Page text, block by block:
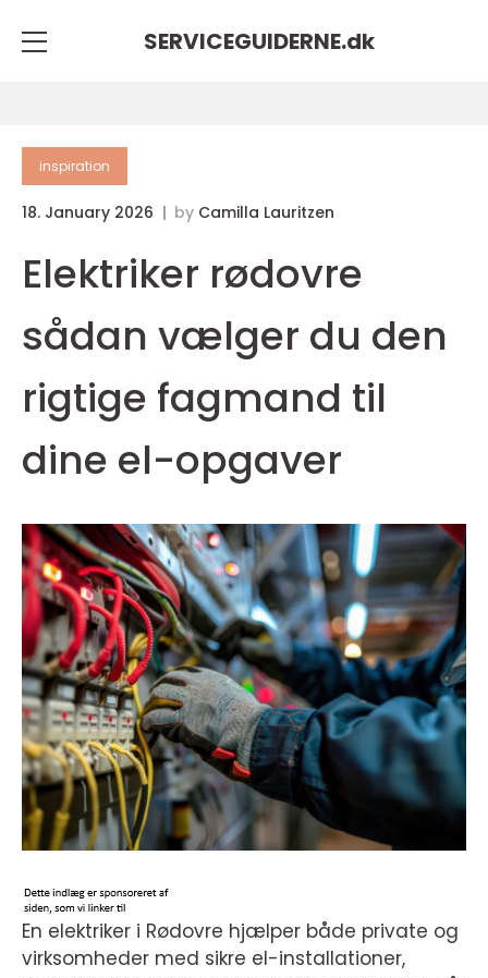
SERVICEGUIDERNE.dk
inspiration
18. January 2026 by Camilla Lauritzen
Elektriker rødovre
sådan vælger du den
rigtige fagmand til
dine el-opgaver
En elektriker i Rødovre hjælper både private og
virksomheder med sikre el-installationer,